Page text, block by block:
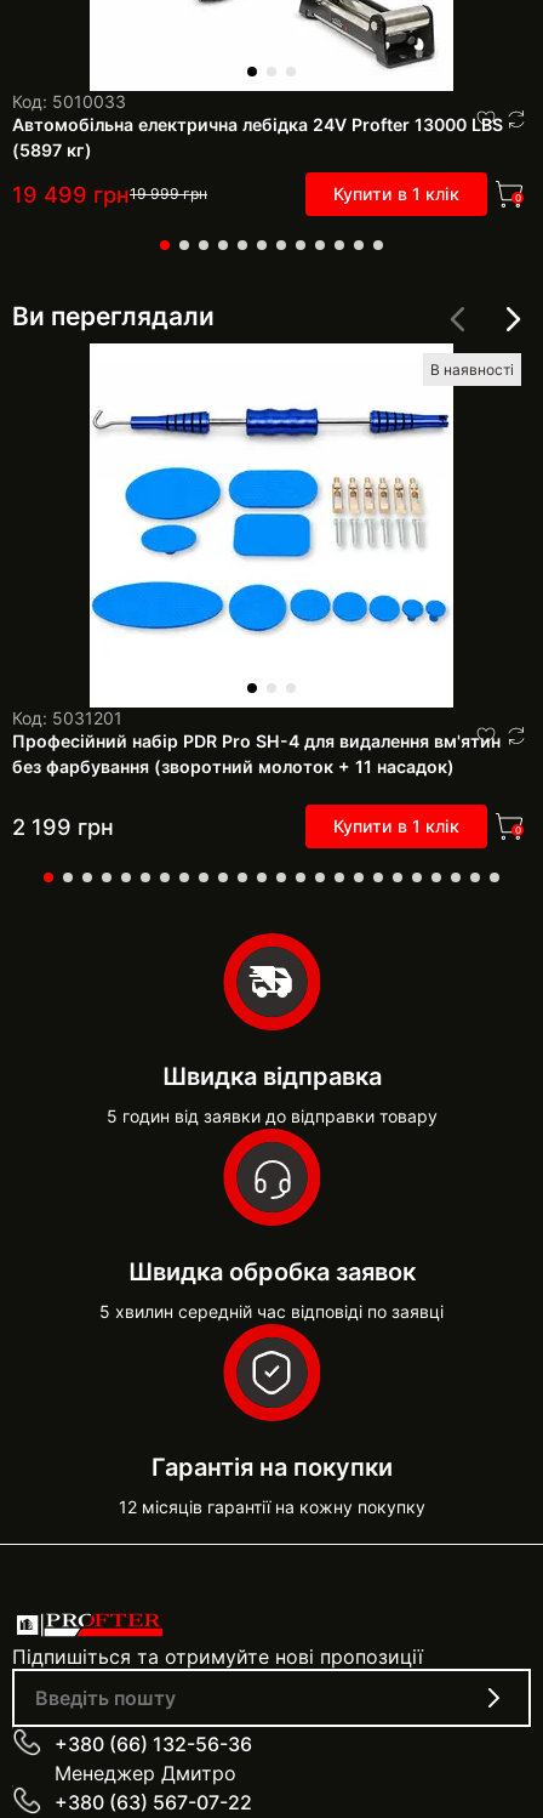
Код: 5010033
Автомобільна електрична лебідка 24V Profter 13000 LBS
(5897 кг)
19 499 грн19 999грн Купити в 1 клік 0
Ви переглядали
В наявності
Код: 5031201
Професійний набір PDR Pro SH-4 для видалення вм'ятин
без фарбування (зворотний молоток + 11 насадок)
2 199 грн Купити в 1 клік 0
Швидка відправка
5 годин від заявки до відправки товару
Швидка обробка заявок
5 хвилин середній час відповіді по заявці
Гарантія на покупки
12 місяців гарантії на кожну покупку
Підпишіться та отримуйте нові пропозиції
+380 (66) 132-56-36
Менеджер Дмитро
+380 (63) 567-07-22